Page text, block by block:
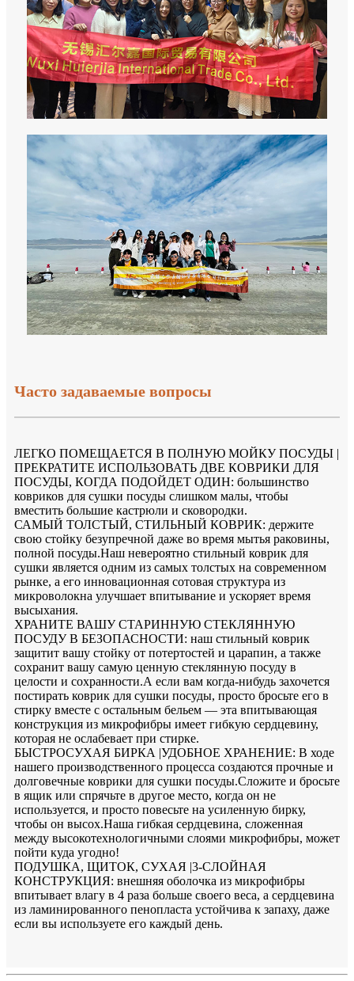
Часто задаваемые вопросы
ЛЕГКО ПОМЕЩАЕТСЯ В ПОЛНУЮ МОЙКУ ПОСУДЫ |
ПРЕКРАТИТЕ ИСПОЛЬЗОВАТЬ ДВЕ КОВРИКИ ДЛЯ
ПОСУДЫ, КОГДА ПОДОЙДЕТ ОДИН: большинство
ковриков для сушки посуды слишком малы, чтобы
вместить большие кастрюли и сковородки.
САМЫЙ ТОЛСТЫЙ, СТИЛЬНЫЙ КОВРИК: держите
свою стойку безупречной даже во время мытья раковины,
полной посуды.Наш невероятно стильный коврик для
сушки является одним из самых толстых на современном
рынке, а его инновационная сотовая структура из
микроволокна улучшает впитывание и ускоряет время
высыхания.
ХРАНИТЕ ВАШУ СТАРИННУЮ СТЕКЛЯННУЮ
ПОСУДУ В БЕЗОПАСНОСТИ: наш стильный коврик
защитит вашу стойку от потертостей и царапин, а также
сохранит вашу самую ценную стеклянную посуду в
целости и сохранности.А если вам когда-нибудь захочется
постирать коврик для сушки посуды, просто бросьте его в
стирку вместе с остальным бельем — эта впитывающая
конструкция из микрофибры имеет гибкую сердцевину,
которая не ослабевает при стирке.
БЫСТРОСУХАЯ БИРКА |УДОБНОЕ ХРАНЕНИЕ: В ходе
нашего производственного процесса создаются прочные и
долговечные коврики для сушки посуды.Сложите и бросьте
в ящик или спрячьте в другое место, когда он не
используется, и просто повесьте на усиленную бирку,
чтобы он высох.Наша гибкая сердцевина, сложенная
между высокотехнологичными слоями микрофибры, может
пойти куда угодно!
ПОДУШКА, ЩИТОК, СУХАЯ |3-СЛОЙНАЯ
КОНСТРУКЦИЯ: внешняя оболочка из микрофибры
впитывает влагу в 4 раза больше своего веса, а сердцевина
из ламинированного пенопласта устойчива к запаху, даже
если вы используете его каждый день.